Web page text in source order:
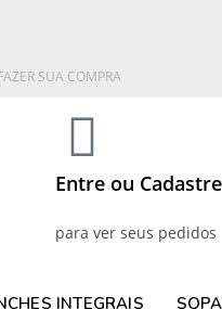
SUA COMPRA
Entre ou
para ver seus pedidos
INTEGRAIS